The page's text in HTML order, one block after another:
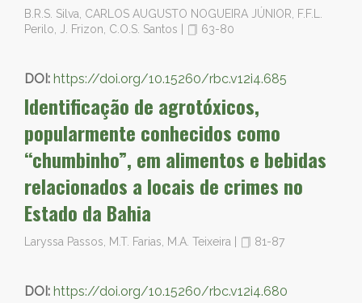
B.R.S. Silva, CARLOS AUGUSTO NOGUEIRA JÚNIOR, F.F.L.
Perilo, J. Frizon, C.O.S. Santos
63-80
DOI: https://doi.org/10.15260/rbc.v12i4.685
Identificação de agrotóxicos,
popularmente conhecidos como
“chumbinho”, em alimentos e bebidas
relacionados a locais de crimes no
Estado da Bahia
Laryssa Passos, M.T. Farias, M.A. Teixeira 81-87
DOI: https://doi.org/10.15260/rbc.v12i4.680